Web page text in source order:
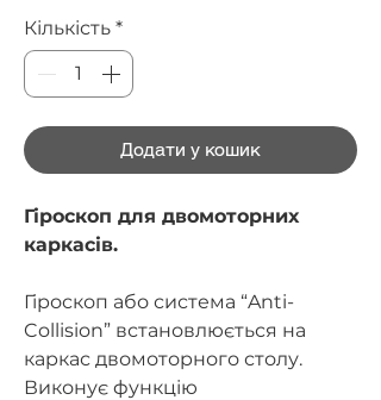
Кількість *
Додати у кошик
Гіроскоп для двомоторних
каркасів.
Гіроскоп або система “Anti-
Collision” встановлюється на
каркас двомоторного столу.
Виконує функцію